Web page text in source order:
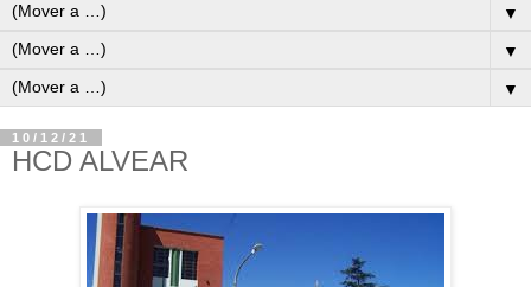
▼
▼
▼
10/12/21
HCD ALVEAR